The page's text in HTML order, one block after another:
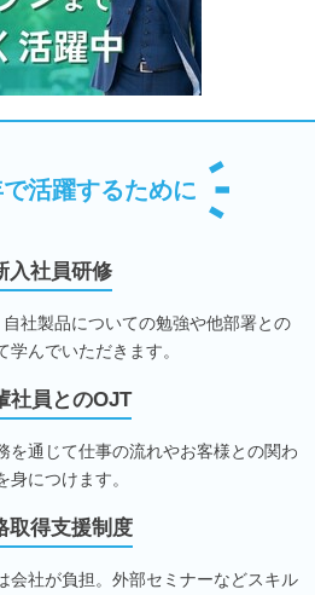
活躍するために
入社員研修
社製品についての勉強や他部署との
学んでいただきます。
社員とのOJT
を通じて仕事の流れやお客様との関わ
身につけます。
取得支援制度
会社が負担。外部セミナーなどスキル